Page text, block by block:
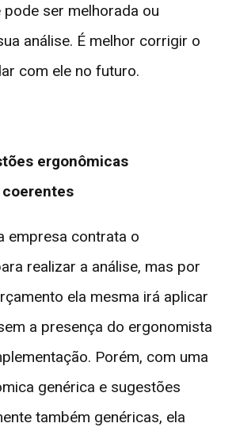
pode ser melhorada ou
análise. É melhor corrigir o
com ele no futuro.
ergonômicas
empresa contrata o
realizar a análise, mas por
ela mesma irá aplicar
a presença do ergonomista
Porém, com uma
genérica e sugestões
também genéricas, ela